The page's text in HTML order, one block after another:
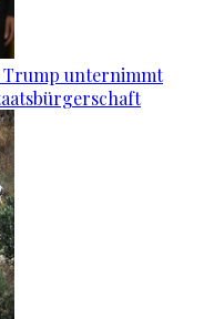
Trump unternimmt